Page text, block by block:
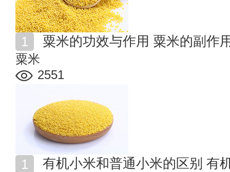
粟米的功效与作用 粟米的副作
粟米
2551
有机小米和普通小米的区别 有